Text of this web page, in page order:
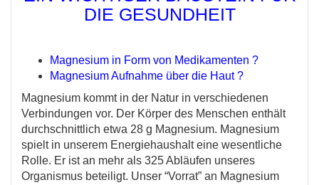
DIE GESUNDHEIT
Magnesium in Form von Medikamenten ?
Magnesium Aufnahme über die Haut ?
Magnesium kommt in der Natur in verschiedenen
Verbindungen vor. Der Körper des Menschen enthält
durchschnittlich etwa 28 g Magnesium. Magnesium
spielt in unserem Energiehaushalt eine wesentliche
Rolle. Er ist an mehr als 325 Abläufen unseres
Organismus beteiligt. Unser “Vorrat” an Magnesium